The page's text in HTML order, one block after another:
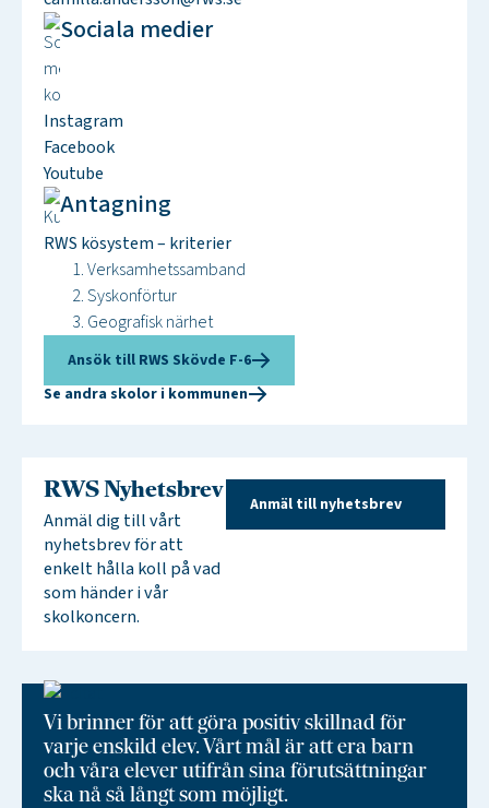
Sociala medier
Instagram
Facebook
Youtube
Antagning
RWS kösystem – kriterier
Verksamhetssamband
Syskonförtur
Geografisk närhet
Ansök till RWS Skövde F-6
Se andra skolor i kommunen
RWS Nyhetsbrev
Anmäl dig till vårt
nyhetsbrev för att
enkelt hålla koll på vad
som händer i vår
skolkoncern.
Anmäl till nyhetsbrev
Vi brinner för att göra positiv skillnad för
varje enskild elev. Vårt mål är att era barn
och våra elever utifrån sina förutsättningar
ska nå så långt som möjligt.